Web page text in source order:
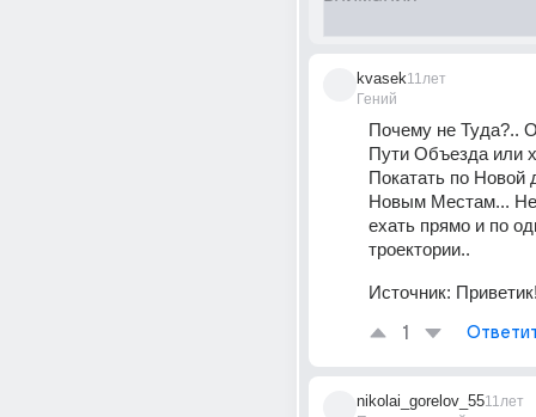
kvasek
Гений
11лет
Почему не Туда?..
Пути Объезда или
Покатать по Новой
Новым Местам... Не
ехать прямо и по
троектории..
Источник:
1
nikolai_gorelov_5511лет